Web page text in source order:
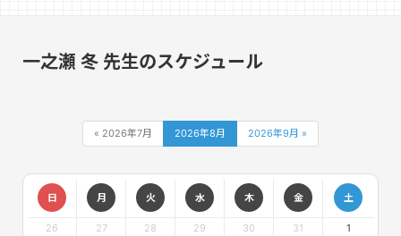
一之瀬 冬 先生のスケジュール
« 2026年7月 2026年8月 2026年9月 »
日 月 火 水 木 金 土
26 27 28 29 30 31 1